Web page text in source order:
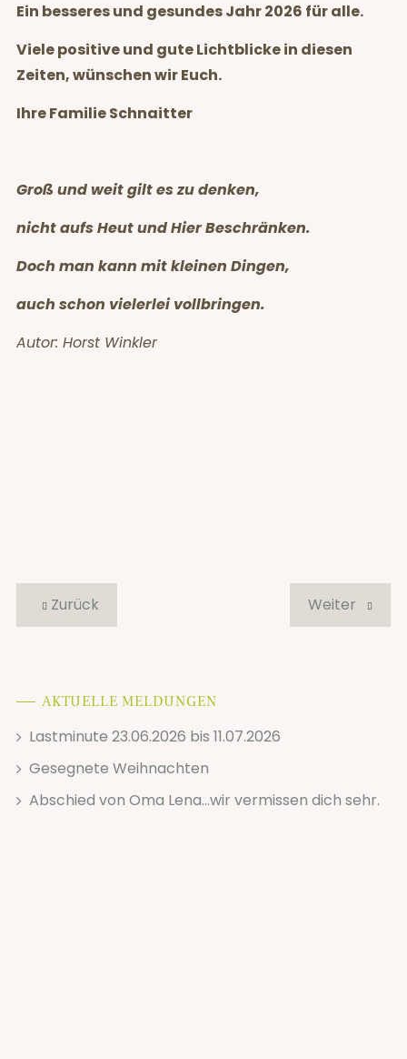
Ein besseres und gesundes Jahr 2026 für alle.
Viele positive und gute Lichtblicke in diesen
Zeiten, wünschen wir Euch.
Ihre Familie Schnaitter
Groß und weit gilt es zu denken,
nicht aufs Heut und Hier Beschränken.
Doch man kann mit kleinen Dingen,
auch schon vielerlei vollbringen.
Autor: Horst Winkler
Zurück Weiter
AKTUELLE MELDUNGEN
Lastminute 23.06.2026 bis 11.07.2026
Gesegnete Weihnachten
Abschied von Oma Lena...wir vermissen dich sehr.